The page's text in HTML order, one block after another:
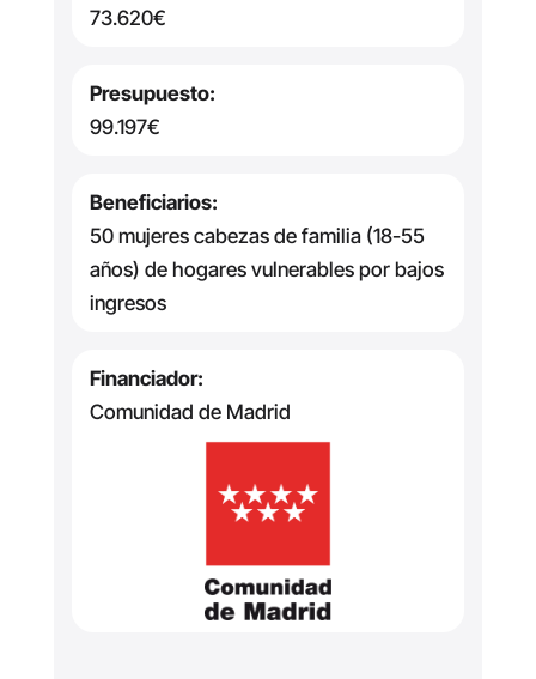
73.620€
Presupuesto:
99.197€
Beneficiarios:
50 mujeres cabezas de familia (18-55
años) de hogares vulnerables por bajos
ingresos
Financiador:
Comunidad de Madrid